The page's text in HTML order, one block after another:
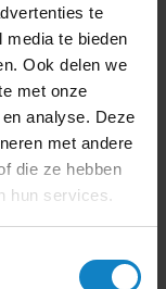
te
te bieden
Ook delen we
met onze
analyse. Deze
met andere
die ze hebben
hun services.